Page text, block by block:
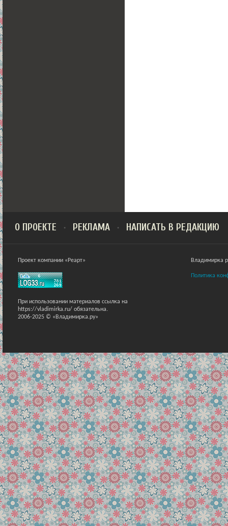
О ПРОЕКТЕ РЕКЛАМА НАПИСАТЬ В РЕДАКЦИЮ
Проект компании «Реарт»
При использовании материалов ссылка на
https://vladimirka.ru/ обязательна.
2006-2025 © «Владимирка.ру»
Владимирка
Политика